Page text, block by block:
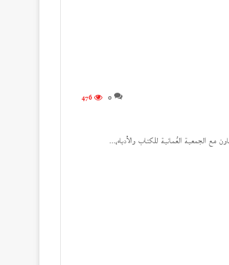
0
476
مع الجمعية العُمانية للكتاب والأدباء،…